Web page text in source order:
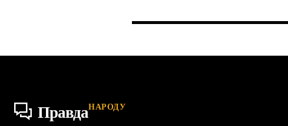
ПравдаНАРОДУ